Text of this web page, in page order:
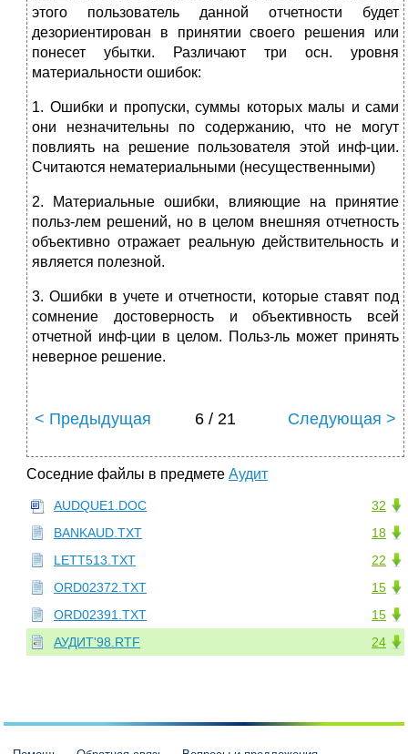
этого пользователь данной отчетности будет
дезориентирован в принятии своего решения или
понесет убытки. Различают три осн. уровня
материальности ошибок:
1. Ошибки и пропуски, суммы которых малы и сами
они незначительны по содержанию, что не могут
повлиять на решение пользователя этой инф-ции.
Считаются нематериальными (несущественными)
2. Материальные ошибки, влияющие на принятие
польз-лем решений, но в целом внешняя отчетность
объективно отражает реальную действительность и
является полезной.
3. Ошибки в учете и отчетности, которые ставят под
сомнение достоверность и объективность всей
отчетной инф-ции в целом. Польз-ль может принять
неверное решение.
< Предыдущая 6 / 21 Следующая >
Соседние файлы в предмете Аудит
32
AUDQUE1.DOC
18
BANKAUD.TXT
22
LETT513.TXT
15
ORD02372.TXT
15
ORD02391.TXT
24
АУДИТ'98.RTF